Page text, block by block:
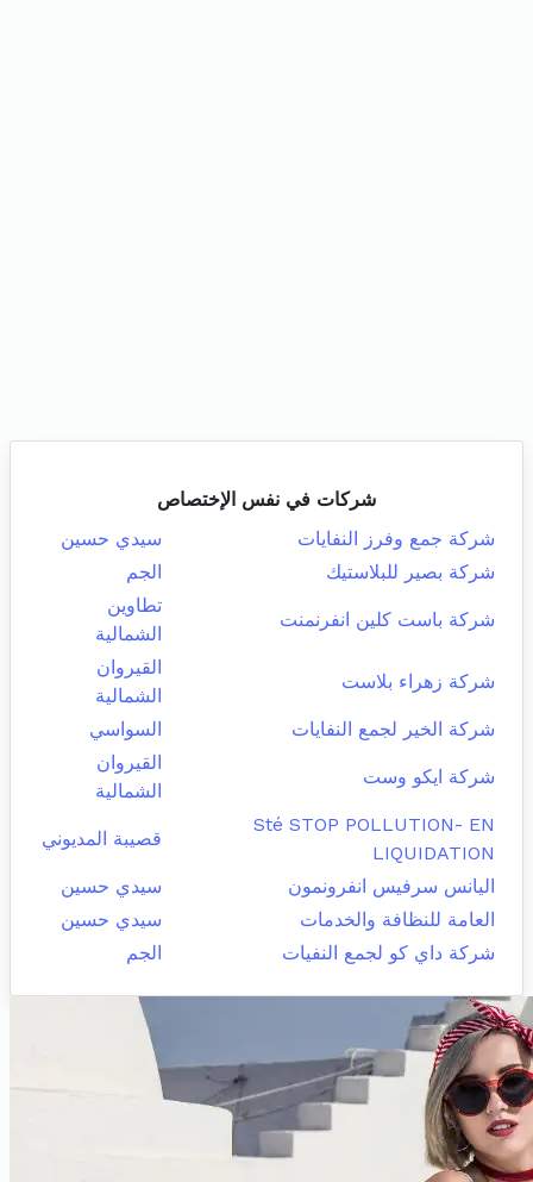
شركات في نفس الإختصاص
شركة جمع وفرز النفايات
سيدي حسين
شركة بصير للبلاستيك
الجم
شركة باست كلين انفرنمنت
تطاوين
الشمالية
شركة زهراء بلاست
القيروان
الشمالية
شركة الخير لجمع النفايات
السواسي
شركة ايكو وست
القيروان
الشمالية
Sté STOP POLLUTION- EN
LIQUIDATION
قصيبة المديوني
اليانس سرفيس انفرونمون
سيدي حسين
العامة للنظافة والخدمات
سيدي حسين
شركة داي كو لجمع النفيات
الجم